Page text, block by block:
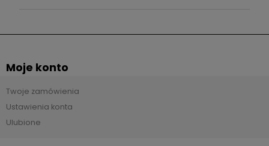
Moje konto
Twoje zamówienia
Ustawienia konta
Ulubione